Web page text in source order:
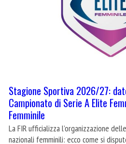
Stagione Sportiva 2026/27:
Campionato di Serie A Elite
Femminile
La FIR ufficializza l’organizzazione
nazionali femminili: ecco come si